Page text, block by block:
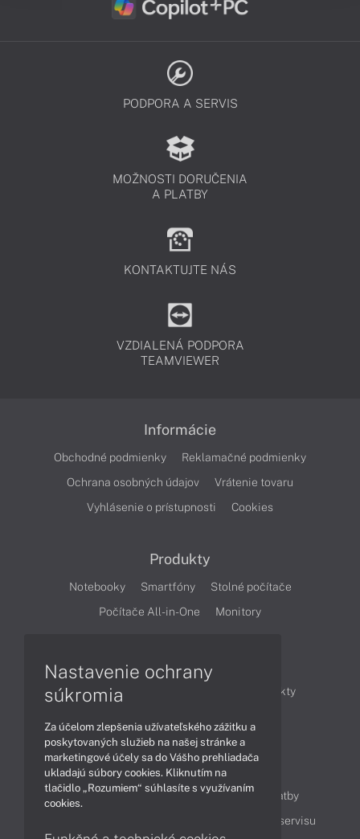
PODPORA A SERVIS
MOŽNOSTI DORUČENIA
A PLATBY
KONTAKTUJTE NÁS
VZDIALENÁ PODPORA
TEAMVIEWER
Informácie
Obchodné podmienky
Reklamačné podmienky
Ochrana osobných údajov
Vrátenie tovaru
Vyhlásenie o prístupnosti
Cookies
Produkty
Notebooky Smartfóny
Stolné počítače
Počítače All-in-One
Monitory
Články
Obchodné informácie
Produkty
Obsah
Ako nakupovať
Možnosti doručenia a platby
Cenník servisu
Nastavenie ochrany
súkromia
Za účelom zlepšenia užívateľského zážitku a
poskytovaných služieb na našej stránke a
marketingové účely sa do Vášho prehliadača
ukladajú súbory cookies. Kliknutím na
tlačidlo „Rozumiem“ súhlasíte s využívaním
cookies.